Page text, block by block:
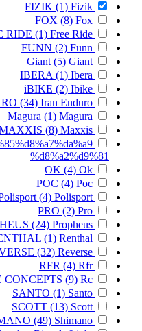
FIZIK (1) Fizik
FOX (8) Fox
RIDE (1) Free Ride
FUNN (2) Funn
Giant (5) Giant
IBERA (1) Ibera
iBIKE (2) Ibike
(34) Iran Enduro
Magura (1) Magura
(8) Maxxis
%d8%a2%d9%81
OK (4) Ok
POC (4) Poc
(4) Polisport
PRO (2) Pro
(24) Propheus
(1) Renthal
(32) Reverse
RFR (4) Rfr
CONCEPTS (9) Rc
SANTO (1) Santo
SCOTT (13) Scott
(49) Shimano